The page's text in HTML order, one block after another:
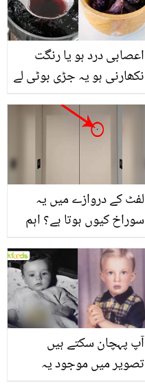
اعصابی درد ہو یا رنگت
نکھارنی ہو یہ جڑی بوٹی لے
میں انقلاب لانے والی
کرشماتی رتن جوت کی
قیمت کیا ہے؟
لفٹ کے دروازے میں یہ
سوراخ کیوں ہوتا ہے؟ اہم
کام آسکتی ہے
آپ پہچان سکتے ہیں
تصویر میں موجود یہ